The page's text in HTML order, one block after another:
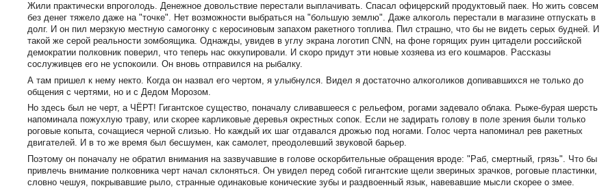
Жили практически впроголодь. Денежное довольствие перестали выплачивать. Спасал офицерский продуктовый паек. Но жить совсем
без денег тяжело даже на "точке". Нет возможности выбраться на "большую землю". Даже алкоголь перестали в магазине отпускать в
долг. И он пил мерзкую местную самогонку с керосиновым запахом ракетного топлива. Пил страшно, что бы не видеть серых будней. И
такой же серой реальности зомбоящика. Однажды, увидев в углу экрана логотип CNN, на фоне горящих руин цитадели российской
демократии полковник поверил, что теперь нас оккупировали. И скоро придут эти новые хозяева из его кошмаров. Рассказы
сослуживцев его не успокоили. Он вновь отправился на рыбалку.
А там пришел к нему некто. Когда он назвал его чертом, я улыбнулся. Видел я достаточно алкоголиков допивавшихся не только до
общения с чертями, но и с Дедом Морозом.
Но здесь был не черт, а ЧЁРТ! Гигантское существо, поначалу сливавшееся с рельефом, рогами задевало облака. Рыже-бурая шерсть
напоминала пожухлую траву, или скорее карликовые деревья окрестных сопок. Если не задирать голову в поле зрения были только
роговые копыта, сочащиеся черной слизью. Но каждый их шаг отдавался дрожью под ногами. Голос черта напоминал рев ракетных
двигателей. И в то же время был бесшумен, как самолет, преодолевший звуковой барьер.
Поэтому он поначалу не обратил внимания на зазвучавшие в голове оскорбительные обращения вроде: "Раб, смертный, грязь". Что бы
привлечь внимание полковника черт начал склоняться. Он увидел перед собой гигантские щели звериных зрачков, роговые пластинки,
словно чешуя, покрывавшие рыло, странные одинаковые конические зубы и раздвоенный язык, навевавшие мысли скорее о змее.